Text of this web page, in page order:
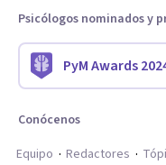
Psicólogos nominados y
PyM Awards
Conócenos
Equipo
Redactores